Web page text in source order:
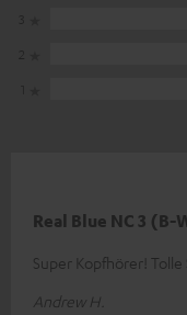
Real Blue NC 3 (B-
Super Kopfhörer!
Andrew H.